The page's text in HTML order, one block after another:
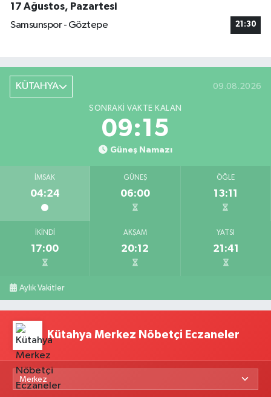
17 Ağustos, Pazartesi
Samsunspor - Göztepe
21:30
KÜTAHYA 09.08.2026
SONRAKI VAKTE KALAN
09:14
Güneş Namazı
İMSAK
04:24
GÜNEŞ
06:00
ÖĞLE
13:11
İKINDI
17:00
AKŞAM
20:12
YATSI
21:41
Aylık Vakitler
Kütahya Merkez Nöbetçi Eczaneler